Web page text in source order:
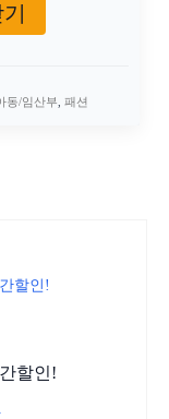
동/임산부 패션
할인!